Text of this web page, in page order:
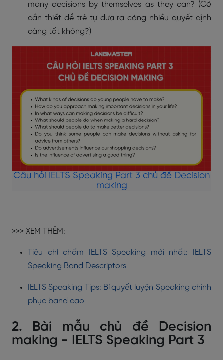
many decisions by themselves as they can? (Có
cần thiết để trẻ tự đưa ra càng nhiều quyết định
càng tốt không?)
Câu hỏi IELTS Speaking Part 3 chủ đề Decision
making
>>> XEM THÊM:
Tiêu chí chấm IELTS Speaking mới nhất: IELTS
Speaking Band Descriptors
IELTS Speaking Tips: Bí quyết luyện Speaking chinh
phục band cao
2. Bài mẫu chủ đề Decision
making - IELTS Speaking Part 3